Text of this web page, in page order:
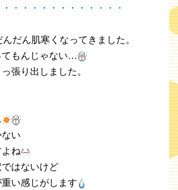
・・・・・・・・・・・・
だん肌寒くなってきました。
てもんじゃない…
張り出しました。
い
ね
はないけど
い感じがします